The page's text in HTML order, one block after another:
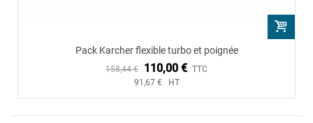
Pack Karcher flexible turbo et poignée
158,44 € 110,00 € TTC
91,67 € HT